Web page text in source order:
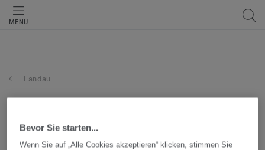
MENU
Landau
heim-ausstattung
Bevor Sie starten...
Wenn Sie auf „Alle Cookies akzeptieren“ klicken, stimmen Sie